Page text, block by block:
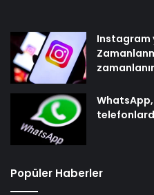
Instagram
Popüler Haberler